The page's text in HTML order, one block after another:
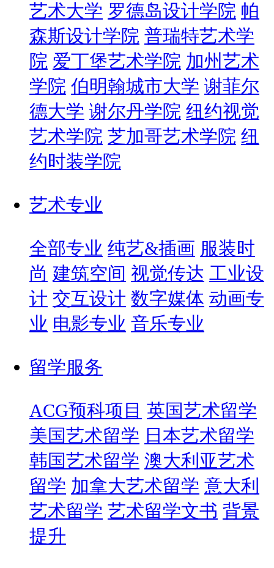
艺术大学 罗德岛设计学院 帕
森斯设计学院 普瑞特艺术学
院 爱丁堡艺术学院 加州艺术
学院 伯明翰城市大学 谢菲尔
德大学 谢尔丹学院 纽约视觉
艺术学院 芝加哥艺术学院 纽
约时装学院
艺术专业
全部专业 纯艺&插画 服装时
尚 建筑空间 视觉传达 工业设
计 交互设计 数字媒体 动画专
业 电影专业 音乐专业
留学服务
ACG预科项目 英国艺术留学
美国艺术留学 日本艺术留学
韩国艺术留学 澳大利亚艺术
留学 加拿大艺术留学 意大利
艺术留学 艺术留学文书 背景
提升